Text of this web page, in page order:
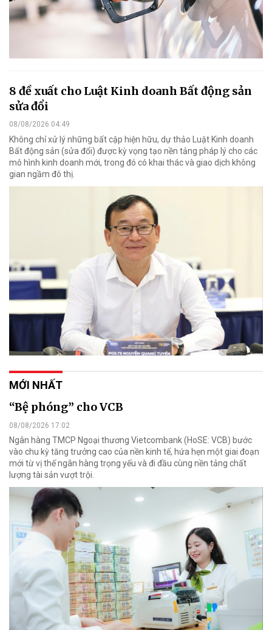
8 đề xuất cho Luật Kinh doanh Bất động sản
sửa đổi
08/08/2026 04:49
Không chỉ xử lý những bất cập hiện hữu, dự thảo Luật Kinh doanh
Bất động sản (sửa đổi) được kỳ vọng tạo nền tảng pháp lý cho các
mô hình kinh doanh mới, trong đó có khai thác và giao dịch không
gian ngầm đô thị.
MỚI NHẤT
“Bệ phóng” cho VCB
08/08/2026 17:02
Ngân hàng TMCP Ngoại thương Vietcombank (HoSE: VCB) bước
vào chu kỳ tăng trưởng cao của nền kinh tế, hứa hẹn một giai đoạn
mới từ vị thế ngân hàng trọng yếu và đi đầu cùng nền tảng chất
lượng tài sản vượt trội.